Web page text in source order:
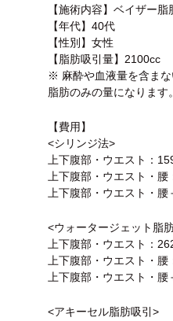
【施術内容】ベイザー脂
【年代】40代
【性別】女性
【脂肪吸引量】2100cc
※ 麻酔や血液量を含ま
脂肪のみの量になります。
【費用】
<シリンジ法>
上下腹部・ウエスト：
上下腹部・ウエスト・
上下腹部・ウエスト・
<ウォータージェット脂
上下腹部・ウエスト：
上下腹部・ウエスト・
上下腹部・ウエスト・
<アキーセル脂肪吸引>